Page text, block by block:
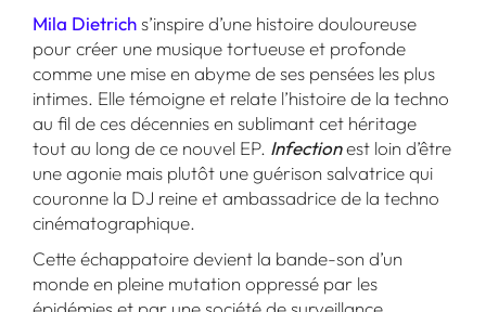
Mila Dietrichs’inspire d’une histoire douloureuse
pour créer une musique tortueuse et profonde
comme une mise en abyme de ses pensées les plus
intimes. Elle témoigne et relate l’histoire de la techno
au fil de ces décennies en sublimant cet héritage
tout au long de ce nouvel EP. Infectionest loin d’être
une agonie mais plutôt une guérison salvatrice qui
couronne la DJ reine et ambassadrice de la techno
cinématographique.
Cette échappatoire devient la bande-son d’un
monde en pleine mutation oppressé par les